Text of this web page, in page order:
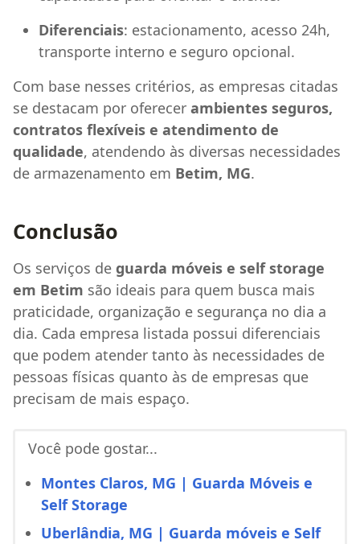
Diferenciais: estacionamento, acesso 24h,
transporte interno e seguro opcional.
Com base nesses critérios, as empresas citadas
se destacam por oferecer ambientes seguros,
contratos flexíveis e atendimento de
qualidade, atendendo às diversas necessidades
de armazenamento em Betim, MG.
Conclusão
Os serviços de guarda móveis e self storage
em Betim são ideais para quem busca mais
praticidade, organização e segurança no dia a
dia. Cada empresa listada possui diferenciais
que podem atender tanto às necessidades de
pessoas físicas quanto às de empresas que
precisam de mais espaço.
Você pode gostar...
Montes Claros, MG | Guarda Móveis e
Self Storage
Uberlândia, MG | Guarda móveis e Self